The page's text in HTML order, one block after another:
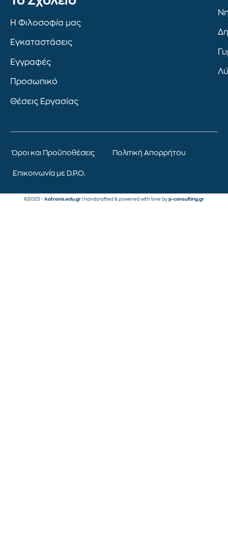
Η Φιλοσοφία μας
Εγκαταστάσεις
Εγγραφές
Προσωπικό
Θέσεις Εργασίας
Όροι και Προϋποθέσεις Πολιτική Απορρήτου
Επικοινωνία με D.P.O.
©2025 – kotronis.edu.gr | handcrafted & powered with love by p-consulting.gr